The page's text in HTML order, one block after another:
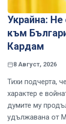
Украйна:
към
Кардам
8 Август, 2026
Тихи подчерта,
характер е
думите му
удължавана от